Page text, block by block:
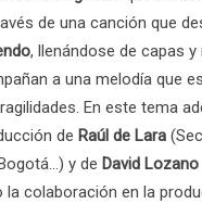
de una canción que
, llenándose de capas
a una melodía que
En este tema
de Raúl de Lara
y de David Lozano
la colaboración en la